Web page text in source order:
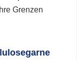
Grenzen